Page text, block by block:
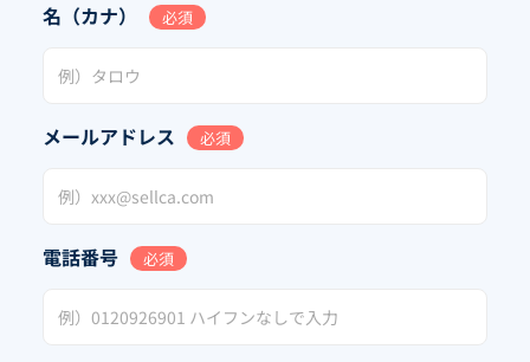
名（カナ） 必須
メールアドレス 必須
電話番号 必須